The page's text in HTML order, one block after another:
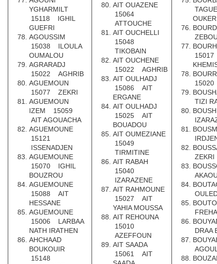
YGHARMILT
15118 IGHIL
GUEFRI
AGOUSSIM
15038 ILOULA
OUMALOU
AGRARADJ
15022 AGHRIB
AGUEMOUN
15077 ZEKRI
AGUEMOUN
IZEM 15059
AIT AGOUACHA
AGUEMOUNE
15121
ISSENADJEN
AGUEMOUNE
15070 IGHIL
BOUZROU
AGUEMOUNE
15088 AIT
HESSANE
AGUEMOUNE
15006 LARBAA
NATH IRATHEN
AHCHAAD
BOUKOUIR
15148
AIT OUAZENE
15064
ATTOUCHE
AIT OUCHELLI
15048
TIKOBAIN
AIT OUCHENE
15022 AGHRIB
AIT OULHADJ
15086 AIT
ERGANE
AIT OULHADJ
15025 AIT
BOUADOU
AIT OUMEZIANE
15049
TIRMITINE
AIT RABAH
15040
IZARAZENE
AIT RAHMOUNE
15027 AIT
YAHIA MOUSSA
AIT REHOUNA
15010
AZEFFOUN
AIT SAADA
15061 AIT
TIZI
ZEKRI
FREHA
DRAA